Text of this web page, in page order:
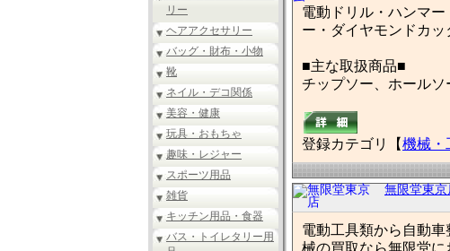
リー
ヘアアクセサリー
バッグ・財布・小物
靴
ネイル・デコ関係
美容・健康
玩具・おもちゃ
趣味・レジャー
スポーツ用品
雑貨
キッチン用品・食器
バス・トイレタリー用
電動ドリル・ハンマ
ー・ダイヤモンドカッ
■主な取扱商品■
チップソー、ホール
登録カテゴリ【機械・
無限堂東京
電動工具類から自動